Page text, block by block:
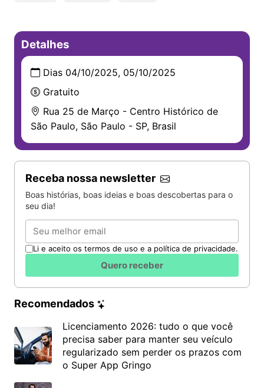
Detalhes
Dias 04/10/2025, 05/10/2025
Gratuito
Rua 25 de Março - Centro Histórico de
São Paulo, São Paulo - SP, Brasil
Receba nossa newsletter
Boas histórias, boas ideias e boas descobertas para o
seu dia!
Email
Li e aceito os termos de uso e a política de privacidade.
Quero receber
Recomendados
Licenciamento 2026: tudo o que você
precisa saber para manter seu veículo
regularizado sem perder os prazos com
o Super App Gringo